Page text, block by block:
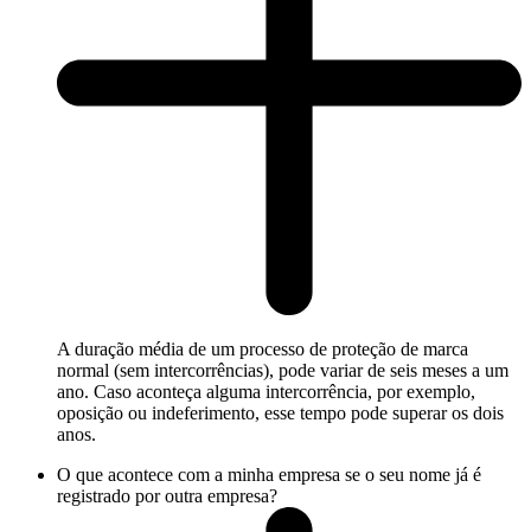
A duração média de um processo de proteção de marca
normal (sem intercorrências), pode variar de seis meses a um
ano. Caso aconteça alguma intercorrência, por exemplo,
oposição ou indeferimento, esse tempo pode superar os dois
anos.
O que acontece com a minha empresa se o seu nome já é
registrado por outra empresa?